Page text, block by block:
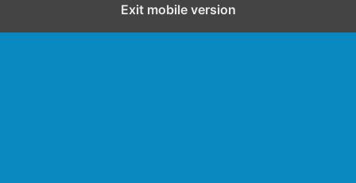
Exit mobile version